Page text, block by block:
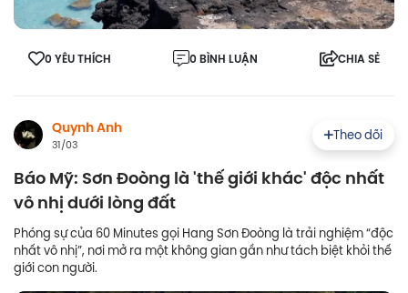
0 YÊU THÍCH 0 BÌNH LUẬN CHIA SẺ
Quynh Anh
31/03
Theo dõi
Báo Mỹ: Sơn Đoòng là 'thế giới khác' độc nhất
vô nhị dưới lòng đất
Phóng sự của 60 Minutes gọi Hang Sơn Đoòng là trải nghiệm “độc
nhất vô nhị”, nơi mở ra một không gian gần như tách biệt khỏi thế
giới con người.